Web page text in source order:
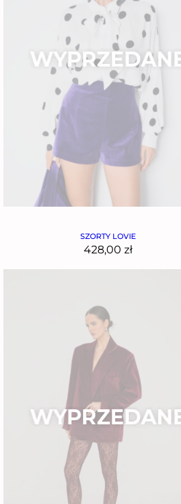
SZORTY LOVIE
428,00 zł